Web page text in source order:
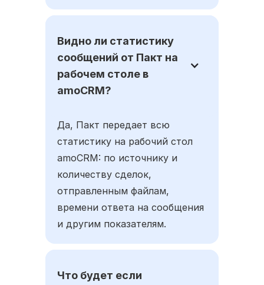
Видно ли статистику
сообщений от Пакт на
рабочем столе в
amoCRM?
Да, Пакт передает всю
статистику на рабочий стол
amoCRM: по источнику и
количеству сделок,
отправленным файлам,
времени ответа на сообщения
и другим показателям.
Что будет если